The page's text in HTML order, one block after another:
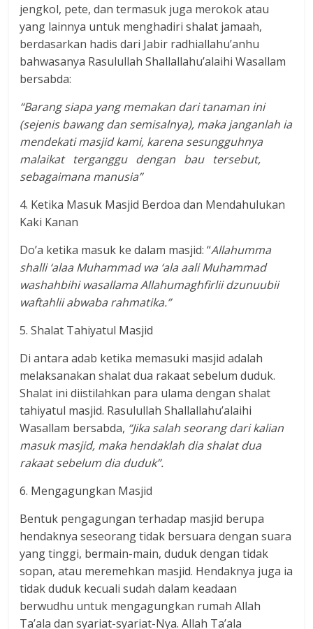
jengkol, pete, dan termasuk juga merokok atau
yang lainnya untuk menghadiri shalat jamaah,
berdasarkan hadis dari Jabir radhiallahu’anhu
bahwasanya Rasulullah Shallallahu’alaihi Wasallam
bersabda:
“Barang siapa yang memakan dari tanaman ini
(sejenis bawang dan semisalnya), maka janganlah ia
mendekati masjid kami, karena sesungguhnya
malaikat terganggu dengan bau tersebut,
sebagaimana manusia”
4. Ketika Masuk Masjid Berdoa dan Mendahulukan
Kaki Kanan
Do’a ketika masuk ke dalam masjid: “Allahumma
shalli ‘alaa Muhammad wa ‘ala aali Muhammad
washahbihi wasallama Allahumaghfirlii dzunuubii
waftahlii abwaba rahmatika.”
5. Shalat Tahiyatul Masjid
Di antara adab ketika memasuki masjid adalah
melaksanakan shalat dua rakaat sebelum duduk.
Shalat ini diistilahkan para ulama dengan shalat
tahiyatul masjid. Rasulullah Shallallahu’alaihi
Wasallam bersabda, “Jika salah seorang dari kalian
masuk masjid, maka hendaklah dia shalat dua
rakaat sebelum dia duduk”.
6. Mengagungkan Masjid
Bentuk pengagungan terhadap masjid berupa
hendaknya seseorang tidak bersuara dengan suara
yang tinggi, bermain-main, duduk dengan tidak
sopan, atau meremehkan masjid. Hendaknya juga ia
tidak duduk kecuali sudah dalam keadaan
berwudhu untuk mengagungkan rumah Allah
Ta’ala dan syariat-syariat-Nya. Allah Ta’ala